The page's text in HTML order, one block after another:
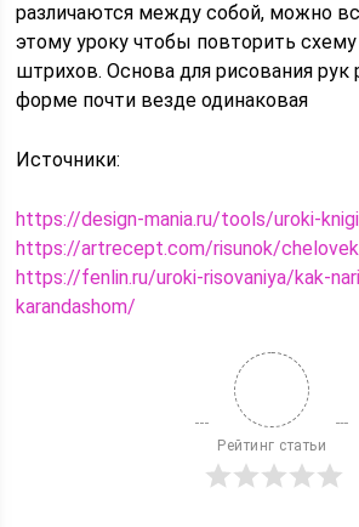
различаются между собой, можно
этому уроку чтобы повторить
штрихов. Основа для рисования рук
форме почти везде одинаковая
Источники:
https://design-mania.ru/tools/uroki-
https://artrecept.com/risunok/
https://fenlin.ru/uroki-risovaniya/kak-
karandashom/
Рейтинг статьи